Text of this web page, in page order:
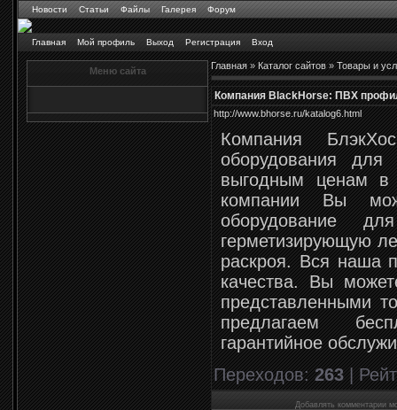
Новости Статьи Файлы Галерея Форум
Главная Мой профиль Выход Регистрация Вход
Меню сайта Главная»Каталог сайтов»Товары и
Компания BlackHorse: ПВХ
http://www.bhorse.ru/katalog6.html
Компания
оборудования
выгодным ценам
компании Вы
оборудование
герметизирующую
раскроя. Вся наша
качества. Вы
представленными
предлагаем
гарантийное
Переходов:263|
Добавлять комментарии